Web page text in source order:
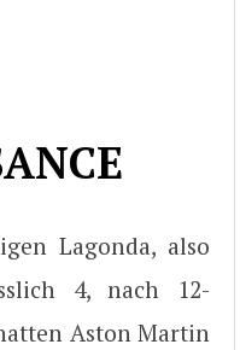
Lagonda, also
4, nach 12-
Aston Martin